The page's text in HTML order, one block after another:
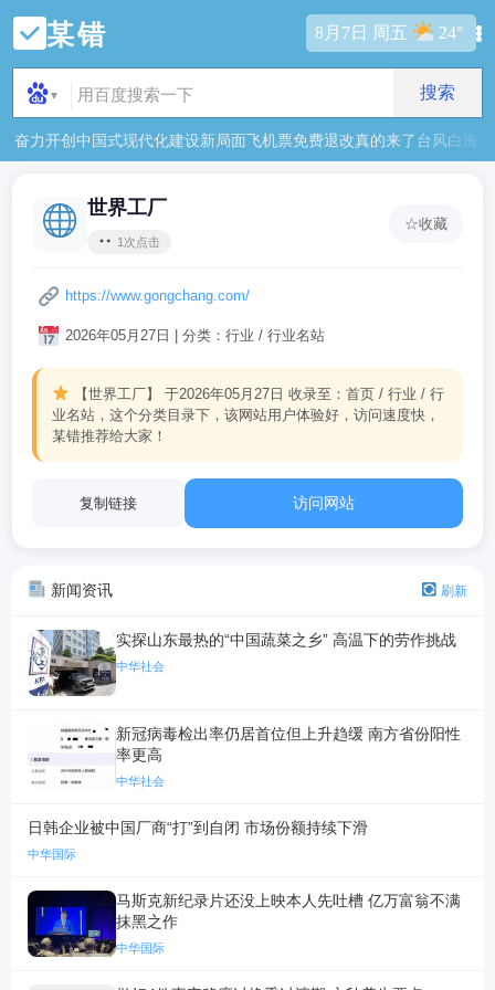
某错 8月7日 周五 24°
▼ 搜索
奋力开创中国式现代化建设新局面飞机票免费退改真的来了台风白海
世界工厂
1次点击
☆收藏
https://www.gongchang.com/
2026年05月27日 | 分类：行业 / 行业名站
【世界工厂】
于2026年05月27日 收录至：首页 / 行业 / 行
业名站，这个分类目录下，该网站用户体验好，访问速度快，
某错推荐给大家！
复制链接 访问网站
新闻资讯 刷新
实探山东最热的“中国蔬菜之乡” 高温下的劳作挑战
中华社会
新冠病毒检出率仍居首位但上升趋缓 南方省份阳性
率更高
中华社会
日韩企业被中国厂商“打”到自闭 市场份额持续下滑
中华国际
马斯克新纪录片还没上映本人先吐槽 亿万富翁不满
抹黑之作
中华国际